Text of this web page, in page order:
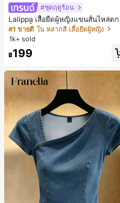
#ชุดฤดูร้อน
Lalippa เสื้อยืดผู้หญิงแขนสั้นไหล่ต
อวีปกเสื้อ ลายพิมพ์ดิจิทัลลายทาง สไ
สปอร์ตแฟชั่นมินิมอล ของขวัญสำหรับ
พื่อน
#1 ขายดี ใน หลากสี เสื้อยืดผู้หญิง
1k+ sold
฿199